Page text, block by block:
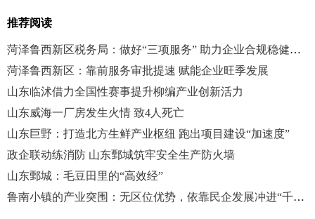
推荐阅读
菏泽鲁西新区税务局：做好“三项服务” 助力企业合规稳健前行
菏泽鲁西新区：靠前服务审批提速 赋能企业旺季发展
山东临沭借力全国性赛事提升柳编产业创新活力
山东威海一厂房发生火情 致4人死亡
山东巨野：打造北方生鲜产业枢纽 跑出项目建设“加速度”
政企联动练消防 山东鄄城筑牢安全生产防火墙
山东鄄城：毛豆田里的“高效经”
鲁南小镇的产业突围：无区位优势，依靠民企发展冲进“千强镇”